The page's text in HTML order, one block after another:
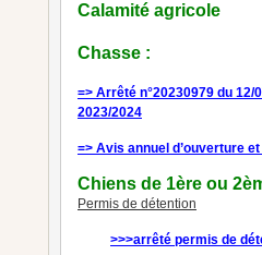
Calamité agricole
Chasse :
=> Arrêté n°20230979 du
2023/2024
=> Avis annuel d’ouverture
Chiens de 1ère ou
Permis de détention
>>>arrêté permis de